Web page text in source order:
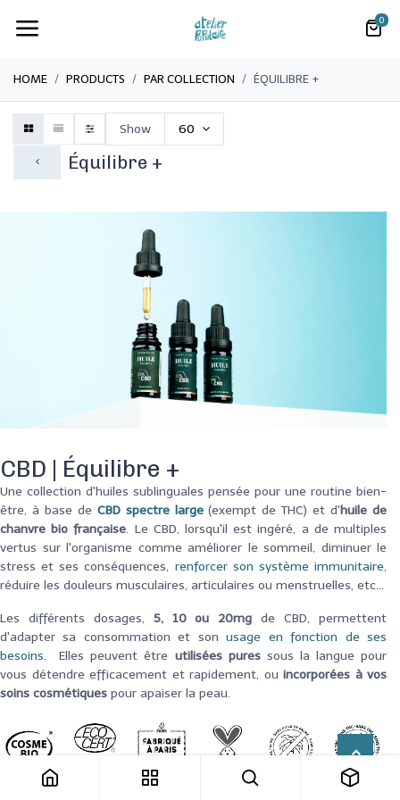
0
HOME PRODUCTS PAR COLLECTION ÉQUILIBRE +
Équilibre +
Show 60
CBD | Équilibre +
Une collection d'huiles sublinguales pensée pour une routine bien-
être, à base de CBD spectre large(exempt de THC)et d'huile de
chanvre bio française. Le CBD, lorsqu'il est ingéré, a de multiples
vertus sur l'organisme comme améliorer le sommeil, diminuer le
stress et ses conséquences, renforcer son système immunitaire,
réduire les douleurs musculaires, articulaires ou menstruelles, etc...
Les différents dosages, 5, 10 ou 20mg de CBD, permettent
d'adapter sa consommation et sonusage en fonction de ses
besoins.Elles peuvent être utilisées puressous la langue pour
vous détendre efficacement et rapidement, ou incorporées à vos
soins cosmétiques pour apaiser la peau.